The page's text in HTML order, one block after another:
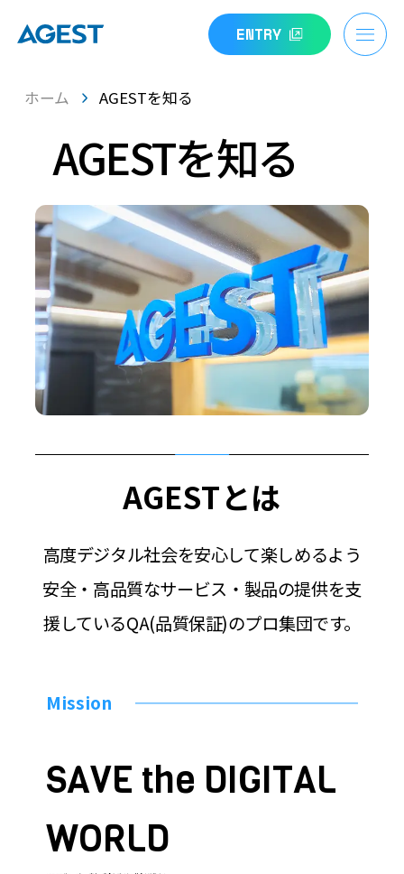
ENTRY
AGESTを知る
ホーム AGESTを知る
AGESTとは
高度デジタル社会を安心して楽しめるよう
安全・高品質なサービス・製品の提供を支
援しているQA(品質保証)のプロ集団です。
Mission
SAVE the DIGITAL
WORLD